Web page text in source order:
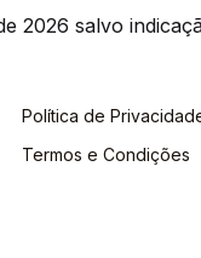
2026 salvo
Política de
Termos e Condições